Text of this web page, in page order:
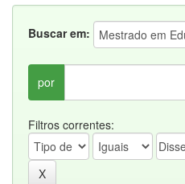
Buscar em:
por
Filtros correntes: